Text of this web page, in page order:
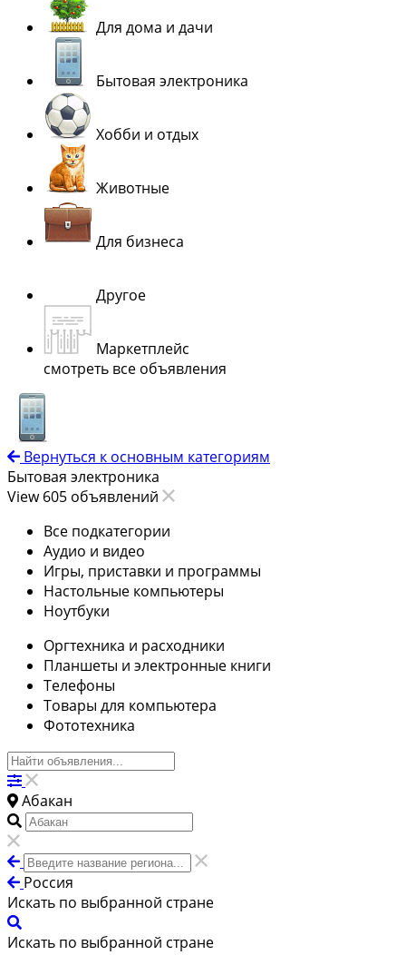
Для дома и дачи
Бытовая электроника
Хобби и отдых
Животные
Для бизнеса
Другое
Маркетплейс
смотреть все объявления
Вернуться к основным категориям
Бытовая электроника
View 605 объявлений
Все подкатегории
Аудио и видео
Игры, приставки и программы
Настольные компьютеры
Ноутбуки
Оргтехника и расходники
Планшеты и электронные книги
Телефоны
Товары для компьютера
Фототехника
Абакан
Россия
Искать по выбранной стране
Искать по выбранной стране